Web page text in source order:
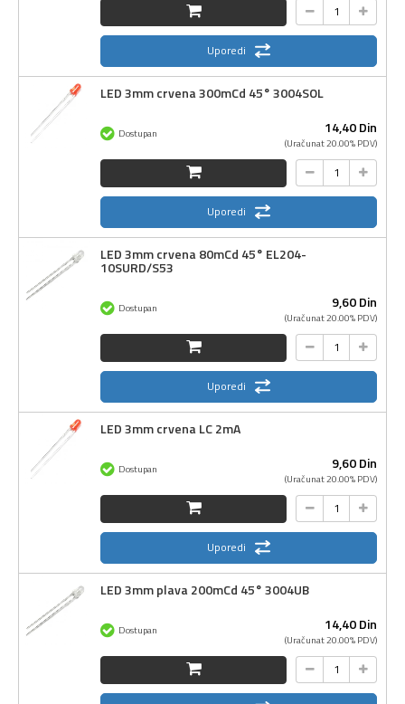
Uporedi
LED 3mm crvena 300mCd 45° 3004SOL
14,40Din
(Uračunat 20.00% PDV)
Dostupan
Uporedi
LED 3mm crvena 80mCd 45° EL204-
10SURD/S53
9,60Din
(Uračunat 20.00% PDV)
Dostupan
Uporedi
LED 3mm crvena LC 2mA
9,60Din
(Uračunat 20.00% PDV)
Dostupan
Uporedi
LED 3mm plava 200mCd 45° 3004UB
14,40Din
(Uračunat 20.00% PDV)
Dostupan